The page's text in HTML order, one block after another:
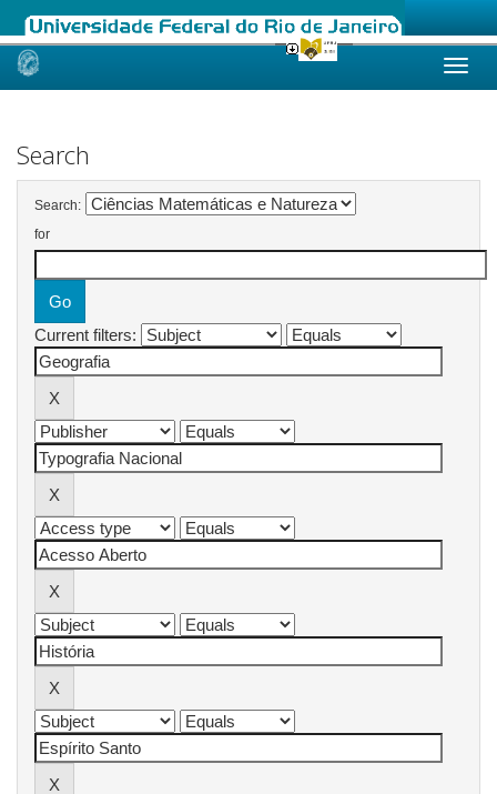
Skip
Search
Search:
for
Current filters: